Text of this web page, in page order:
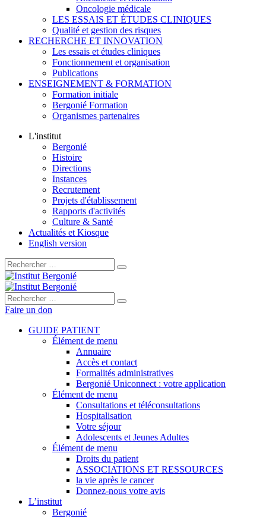
Oncologie médicale
LES ESSAIS ET ÉTUDES CLINIQUES
Qualité et gestion des risques
RECHERCHE ET INNOVATION
Les essais et études cliniques
Fonctionnement et organisation
Publications
ENSEIGNEMENT & FORMATION
Formation initiale
Bergonié Formation
Organismes partenaires
L'institut
Bergonié
Histoire
Directions
Instances
Recrutement
Projets d'établissement
Rapports d'activités
Culture & Santé
Actualités et Kiosque
English version
Rechercher :
Rechercher :
Faire un don
GUIDE PATIENT
Élément de menu
Annuaire
Accès et contact
Formalités administratives
Bergonié Uniconnect : votre application
Élément de menu
Consultations et téléconsultations
Hospitalisation
Votre séjour
Adolescents et Jeunes Adultes
Élément de menu
Droits du patient
ASSOCIATIONS ET RESSOURCES
la vie après le cancer
Donnez-nous votre avis
L’institut
Bergonié